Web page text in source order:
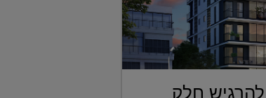
להרגיש חלק